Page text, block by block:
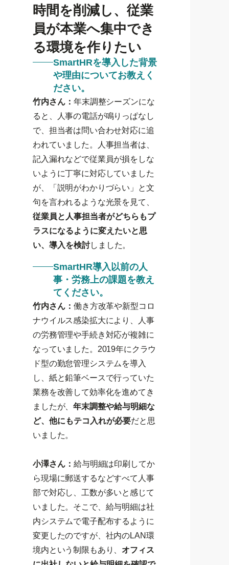
時間を削減し、従業
員が本業へ集中でき
る環境を作りたい
SmartHRを導入した背景
や理由についてお教えく
ださい。
竹内さん： 年末調整シーズンにな
ると、人事の電話が鳴りっぱなし
で、担当者は問い合わせ対応に追
われていました。人事担当者は、
記入漏れなどで従業員が損をしな
いように丁寧に対応していました
が、「説明がわかりづらい」と文
句を言われるような光景を見て、
従業員と人事担当者がどちらもプ
ラスになるように変えたいと思
い、導入を検討しました。
SmartHR導入以前の人
事・労務上の課題を教え
てください。
竹内さん： 働き方改革や新型コロ
ナウイルス感染拡大により、人事
の労務管理や手続き対応が複雑に
なっていました。2019年にクラウ
ド型の勤怠管理システムを導入
し、紙と鉛筆ベースで行っていた
業務を改善して効率化を進めてき
ましたが、年末調整や給与明細な
ど、他にもテコ入れが必要だと思
いました。
小澤さん： 給与明細は印刷してか
ら現場に郵送するなどすべて人事
部で対応し、工数が多いと感じて
いました。そこで、給与明細は社
内システムで電子配布するように
変更したのですが、社内のLAN環
境内という制限もあり、 オフィス